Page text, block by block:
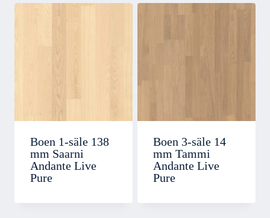
Boen 1-säle 138
mm Saarni
Andante Live
Pure
Boen 3-säle 14
mm Tammi
Andante Live
Pure